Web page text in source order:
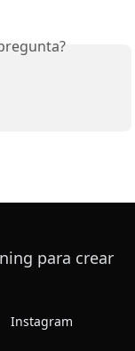
Instagram